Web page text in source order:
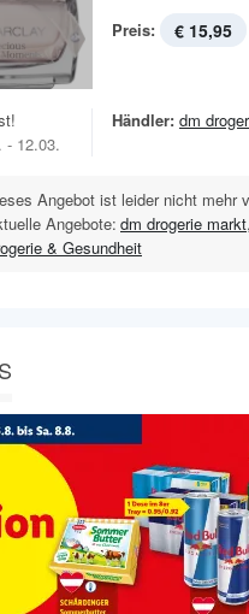
Preis: € 15,95
- 12.03.
Händler: dm
Angebot ist leider nicht mehr
Angebote: dm drogerie markt,
& Gesundheit